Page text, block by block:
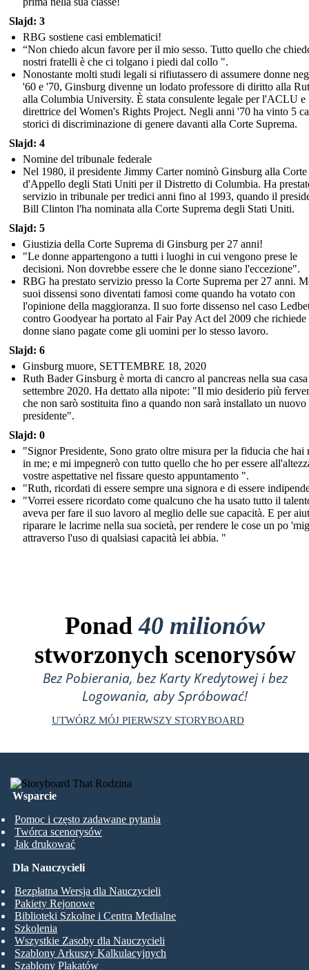
Slajd: 3
RBG sostiene casi emblematici!
“Non chiedo alcun favore per il mio sesso. Tutto quello che
nostri fratelli è che ci tolgano i piedi dal collo ".
Nonostante molti studi legali si rifiutassero di assumere donne
'60 e '70, Ginsburg divenne un lodato professore di diritto alla
alla Columbia University. È stata consulente legale per l'ACLU e
direttrice del Women's Rights Project. Negli anni '70 ha vinto 5
storici di discriminazione di genere davanti alla Corte Suprema.
Slajd: 4
Nomine del tribunale federale
Nel 1980, il presidente Jimmy Carter nominò Ginsburg alla Corte
d'Appello degli Stati Uniti per il Distretto di Columbia. Ha
servizio in tribunale per tredici anni fino al 1993, quando il
Bill Clinton l'ha nominata alla Corte Suprema degli Stati Uniti.
Slajd: 5
Giustizia della Corte Suprema di Ginsburg per 27 anni!
"Le donne appartengono a tutti i luoghi in cui vengono prese le
decisioni. Non dovrebbe essere che le donne siano l'eccezione".
RBG ha prestato servizio presso la Corte Suprema per 27 anni.
suoi dissensi sono diventati famosi come quando ha votato con
l'opinione della maggioranza. Il suo forte dissenso nel caso
contro Goodyear ha portato al Fair Pay Act del 2009 che richiede
donne siano pagate come gli uomini per lo stesso lavoro.
Slajd: 6
Ginsburg muore, SETTEMBRE 18, 2020
Ruth Bader Ginsburg è morta di cancro al pancreas nella sua
settembre 2020. Ha dettato alla nipote: "Il mio desiderio più
che non sarò sostituita fino a quando non sarà installato un nuovo
presidente".
Slajd: 0
"Signor Presidente, Sono grato oltre misura per la fiducia che hai
in me; e mi impegnerò con tutto quello che ho per essere
vostre aspettative nel fissare questo appuntamento ".
"Ruth, ricordati di essere sempre una signora e di essere
"Vorrei essere ricordato come qualcuno che ha usato tutto il
aveva per fare il suo lavoro al meglio delle sue capacità. E per
riparare le lacrime nella sua società, per rendere le cose un po
attraverso l'uso di qualsiasi capacità lei abbia. "
Ponad40 milionów
stworzonych scenorysów
Bez Pobierania, bez Karty Kredytowej i bez
Logowania, aby Spróbować!
UTWÓRZ MÓJ PIERWSZY STORYBOARD
Wsparcie
Pomoc i często zadawane pytania
Twórca scenorysów
Jak drukować
Dla Nauczycieli
Bezpłatna Wersja dla Nauczycieli
Pakiety Rejonowe
Biblioteki Szkolne i Centra Medialne
Szkolenia
Wszystkie Zasoby dla Nauczycieli
Szablony Arkuszy Kalkulacyjnych
Szablony Plakatów